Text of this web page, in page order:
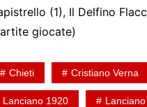
(1), Il Delfino
giocate)
Chieti Cristiano Verna
Lanciano 1920